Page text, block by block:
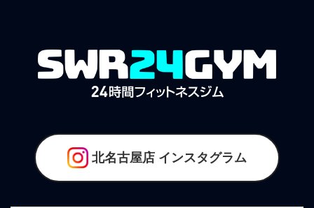
北名古屋店 インスタグラム